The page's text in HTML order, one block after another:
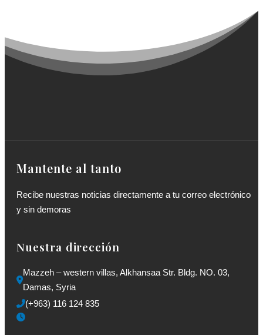
Mantente al tanto
Recibe nuestras noticias directamente a tu correo electrónico
y sin demoras
Nuestra dirección
Mazzeh – western villas, Alkhansaa Str. Bldg. NO. 03,
Damas, Syria
(+963) 116 124 835